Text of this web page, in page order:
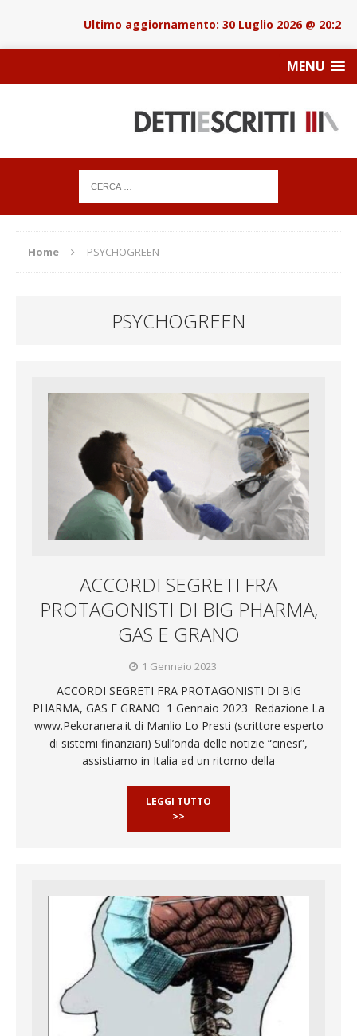
30 Luglio 2026 @ 20:22
MENU
Home PSYCHOGREEN
PSYCHOGREEN
ACCORDI SEGRETI FRA
PROTAGONISTI DI BIG PHARMA,
GAS E GRANO
1 Gennaio 2023
ACCORDI SEGRETI FRA PROTAGONISTI DI BIG
PHARMA, GAS E GRANO 1 Gennaio 2023 Redazione La
www.Pekoranera.it di Manlio Lo Presti (scrittore esperto
di sistemi finanziari) Sull’onda delle notizie “cinesi”,
assistiamo in Italia ad un ritorno della
LEGGI TUTTO
>>